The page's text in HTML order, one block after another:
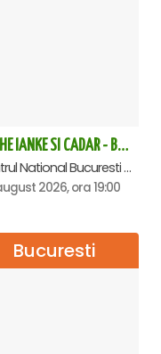
TACHE IANKE SI CADAR - Bucuresti
Teatrul National Bucuresti - Sala Ion Caramitru, Bucuresti
2026, ora 19:00
Bucuresti